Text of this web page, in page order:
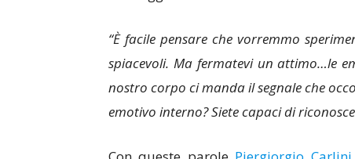
“È facile pensare che vorremmo
spiacevoli. Ma fermatevi un attimo…le
nostro corpo ci manda il segnale che
emotivo interno? Siete capaci di